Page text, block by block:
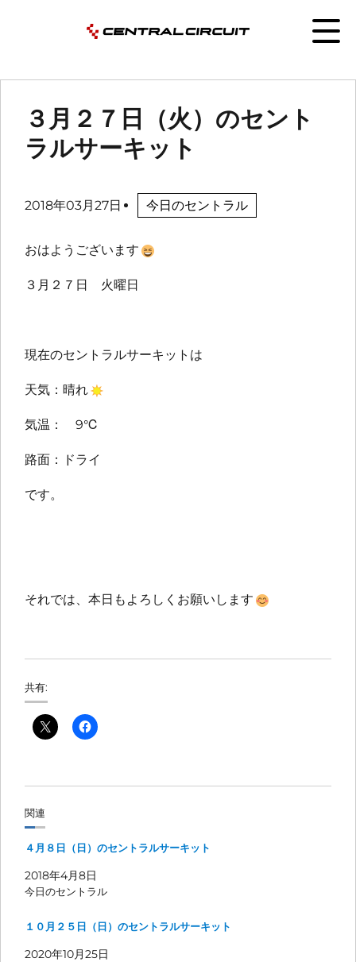
３月２７日（火）のセント
ラルサーキット
2018年03月27日 今日のセントラル
おはようございます
３月２７日 火曜日
現在のセントラルサーキットは
天気：晴れ
気温： 9℃
路面：ドライ
です。
それでは、本日もよろしくお願いします
共有:
関連
４月８日（日）のセントラルサーキット
2018年4月8日
今日のセントラル
１０月２５日（日）のセントラルサーキット
2020年10月25日